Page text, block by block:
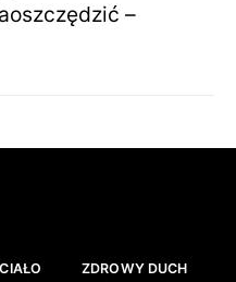
–
ZDROWY DUCH